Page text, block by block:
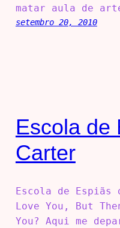
matar aula de
setembro 20, 2010
Escola de
Carter
Escola de
Love You, But
You? Aqui me